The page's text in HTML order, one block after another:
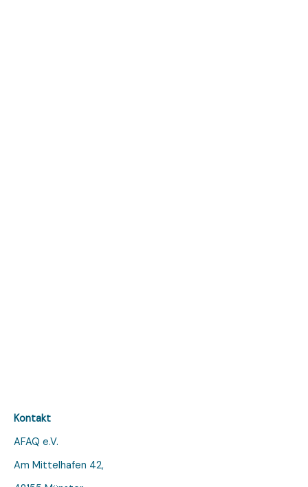
Kontakt
AFAQ e.V.
Am Mittelhafen 42,